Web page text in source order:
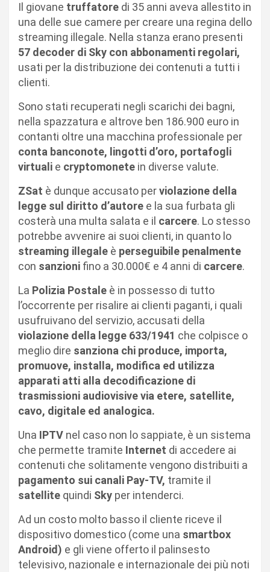
Il giovane truffatore di 35 anni aveva allestito in
una delle sue camere per creare una regina dello
streaming illegale. Nella stanza erano presenti
57 decoder di Sky con abbonamenti regolari,
usati per la distribuzione dei contenuti a tutti i
clienti.
Sono stati recuperati negli scarichi dei bagni,
nella spazzatura e altrove ben 186.900 euro in
contanti oltre una macchina professionale per
conta banconote, lingotti d’oro, portafogli
virtuali e cryptomonete in diverse valute.
ZSat è dunque accusato perviolazione della
legge sul diritto d’autore e la sua furbata gli
costerà una multa salata e il carcere. Lo stesso
potrebbe avvenire ai suoi clienti, in quanto lo
streaming illegale è perseguibile penalmente
con sanzioni fino a 30.000€ e 4 anni di carcere.
La Polizia Postale è in possesso di tutto
l’occorrente per risalire ai clienti paganti, i quali
usufruivano del servizio, accusati della
violazione della legge 633/1941 che colpisce o
meglio dire sanziona chi produce, importa,
promuove, installa, modifica ed utilizza
apparati atti alla decodificazione di
trasmissioni audiovisive via etere, satellite,
cavo, digitale ed analogica.
Una IPTV nel caso non lo sappiate, è un sistema
che permette tramite Internet di accedere ai
contenuti che solitamente vengono distribuiti a
pagamento sui canali Pay-TV, tramite il
satellite quindi Sky per intenderci.
Ad un costo molto basso il cliente riceve il
dispositivo domestico (come una smartbox
Android) e gli viene offerto il palinsesto
televisivo, nazionale e internazionale dei più noti